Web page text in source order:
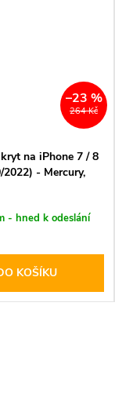
264 Kč
–23 %
na iPhone 7 / 8
2022) - Mercury,
- hned k odeslání
KOŠÍKU